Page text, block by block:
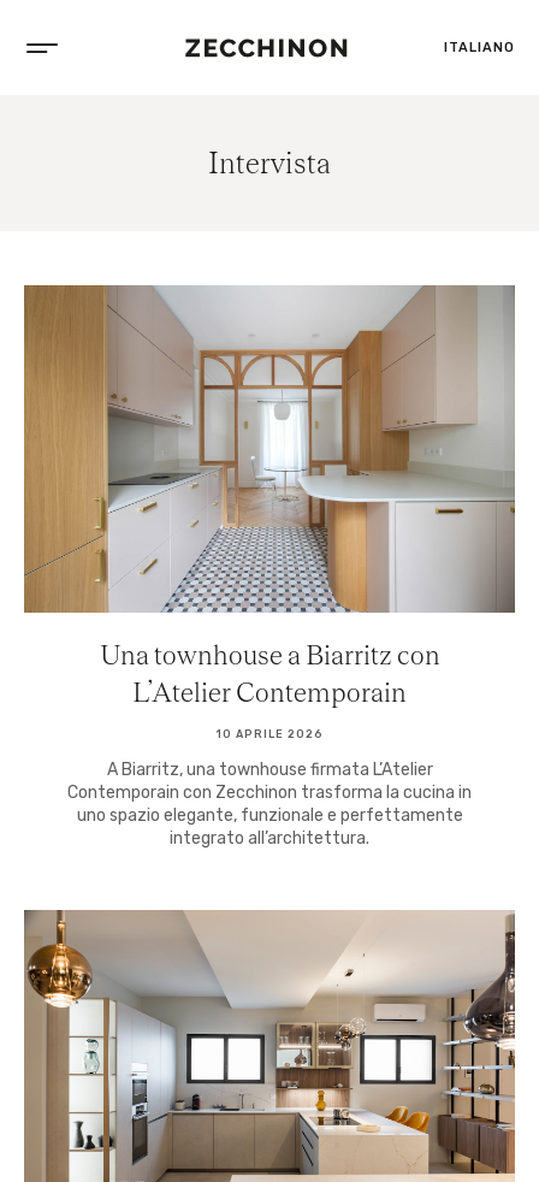
ITALIANO
Intervista
Una townhouse a Biarritz con
L’Atelier Contemporain
10 APRILE 2026
A Biarritz, una townhouse firmata L’Atelier
Contemporain con Zecchinon trasforma la cucina in
uno spazio elegante, funzionale e perfettamente
integrato all’architettura.